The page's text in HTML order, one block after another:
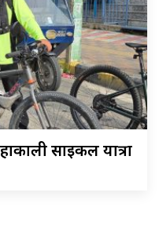
साइकल यात्रा